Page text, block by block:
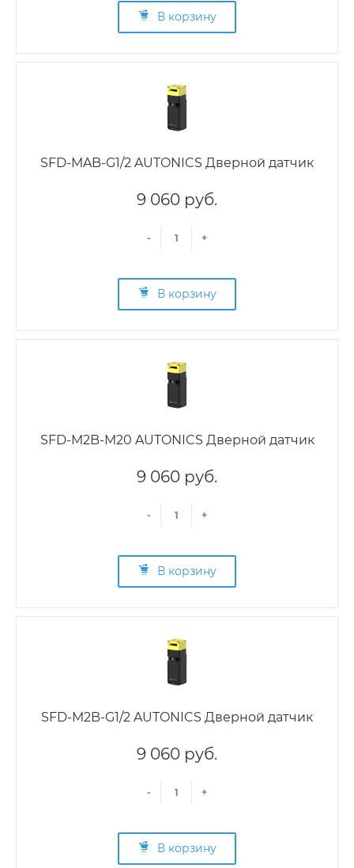
В корзину
SFD-MAB-G1/2 AUTONICS Дверной датчик
9 060 руб.
- +
В корзину
SFD-M2B-M20 AUTONICS Дверной датчик
9 060 руб.
- +
В корзину
SFD-M2B-G1/2 AUTONICS Дверной датчик
9 060 руб.
- +
В корзину